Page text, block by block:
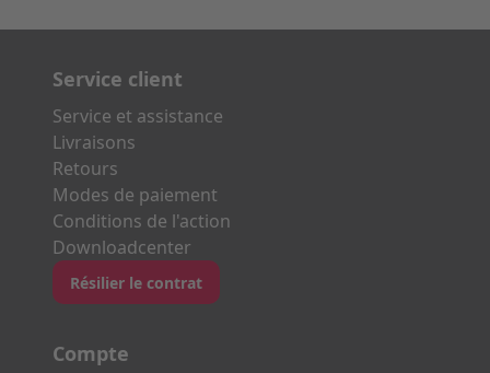
Service client
Service et assistance
Livraisons
Retours
Modes de paiement
Conditions de l'action
Downloadcenter
Résilier le contrat
Compte